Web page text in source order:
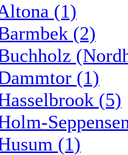
(1)
(2)
(1)
(5)
(1)